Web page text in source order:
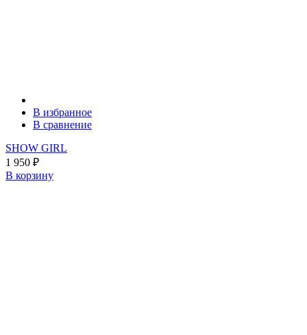
В избранное
В сравнение
SHOW GIRL
1 950 ₽
В корзину